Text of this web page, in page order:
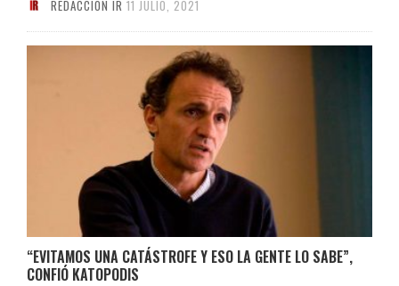
REDACCIÓN IR 11 JULIO, 2021
“EVITAMOS UNA CATÁSTROFE Y ESO LA GENTE LO SABE”,
CONFIÓ KATOPODIS